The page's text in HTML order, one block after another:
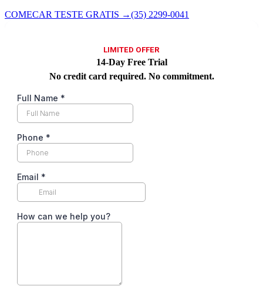
COMECAR TESTE GRATIS →(35) 2299-0041